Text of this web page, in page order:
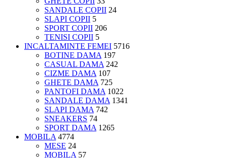
SANDALE COPII 24
SLAPI COPII 5
SPORT COPII 206
TENISI COPII 5
INCALTAMINTE FEMEI 5716
BOTINE DAMA 197
CASUAL DAMA 242
CIZME DAMA 107
GHETE DAMA 725
PANTOFI DAMA 1022
SANDALE DAMA 1341
SLAPI DAMA 742
SNEAKERS 74
SPORT DAMA 1265
MOBILA 4774
MESE 24
MOBILA 57